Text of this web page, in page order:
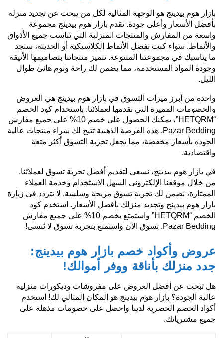
بازار هوم بيدينج هو الوجهة المثالية لكل من يبحث عن تجديد منزله
بأفضل الأسعار وأعلى جودة. تقدم بازار هوم بيدينج مجموعة
واسعة من المفارش والمنتجات المنزلية التي تناسب جميع الأذواق
والأنماط. سواء كنت تفضل الأنماط الكلاسيكية أو الحديثة، ستجد
ما يناسبك في مجموعتنا المتنوعة. تتميز منتجاتنا بتصاميمها الأنيقة
وجودة المواد المستخدمة، مما يضمن لك راحة ونوم هانئ طوال
الليل.
واحدة من أبرز ميزات التسوق في بازار هوم بيدينج هي العروض
والخصومات المميزة التي نقدمها لعملائنا. باستخدام كود الخصم
“HETQRM”، يمكنك الحصول على خصم 10% على جميع مفارش
Pazar Bedding. هذه الفرصة الذهبية تتيح لك شراء منتجات عالية
الجودة بأسعار مخفضة، مما يجعل تجربة التسوق أكثر متعة
واقتصادية.
في بازار هوم بيدينج، نسعى لتقديم أفضل تجربة تسوق لعملائنا.
من خلال موقعنا الإلكتروني السهل الاستخدام وخدمة العملاء
الممتازة، نضمن لك تجربة تسوق مريحة وسلسة. لا تتردد في زيارة
بازار هوم بيدينج وتجديد منزلك بأفضل الأسعار. استخدم كود
الخصم “HETQRM” واستمتع بخصم 10% على جميع مفارش
Pazar Bedding. تسوق الآن واستمتع بتجربة تسوق لا تُنسى!
عروض وأكواد خصم بازار هوم بيدينج:
جدد منزلك بأناقة ووفر أموالك!
هل تبحث عن أفضل العروض على مفروشات وديكورات منزلية
عالية الجودة؟ بازار هوم بيدينج هو المكان المثالي لك! استخدم
أكواد الخصم الحصرية لدينا واحصل على خصومات مذهلة على
جميع مشترياتك.